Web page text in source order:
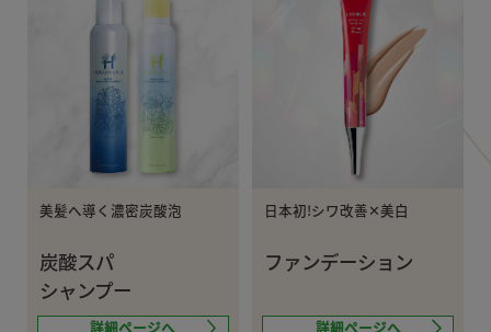
美髪へ導く濃密炭酸泡
炭酸スパ
シャンプー
詳細ページへ
日本初!シワ改善✕美白
ファンデーション
詳細ページへ